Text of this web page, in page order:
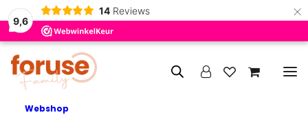
9,6
14 Reviews ×
Webshop